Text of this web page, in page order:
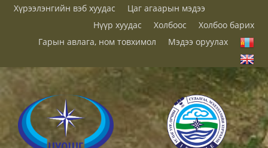
Хүрээлэнгийн вэб хуудас
Цаг агаарын мэдээ
Нүүр хуудас
Холбоос
Холбоо барих
Гарын авлага, ном товхимол
Мэдээ оруулах